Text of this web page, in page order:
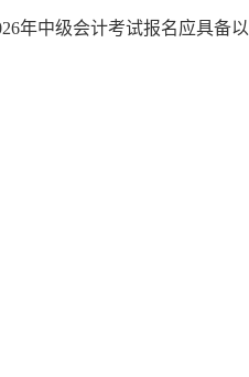
年中级会计考试报名应具备